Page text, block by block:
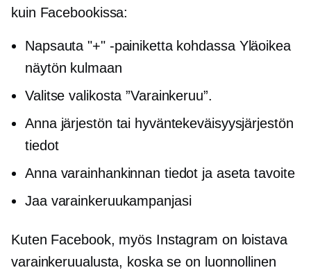
kuin Facebookissa:
Napsauta "+" -painiketta kohdassa Yläoikea
näytön kulmaan
Valitse valikosta ”Varainkeruu”.
Anna järjestön tai hyväntekeväisyysjärjestön
tiedot
Anna varainhankinnan tiedot ja aseta tavoite
Jaa varainkeruukampanjasi
Kuten Facebook, myös Instagram on loistava
varainkeruualusta, koska se on luonnollinen